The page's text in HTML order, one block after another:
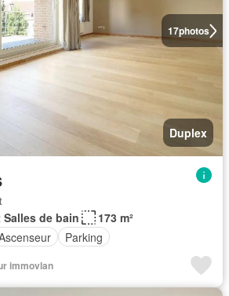
17photos
Duplex
Salles de bain
173 m²
Parking
immovlan